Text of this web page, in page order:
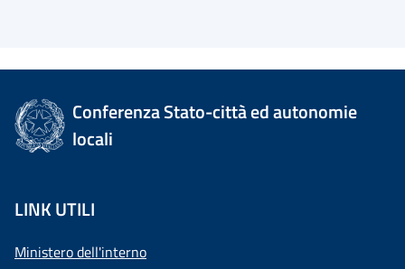
Conferenza Stato-città ed autonomie
locali
LINK UTILI
Ministero dell'interno